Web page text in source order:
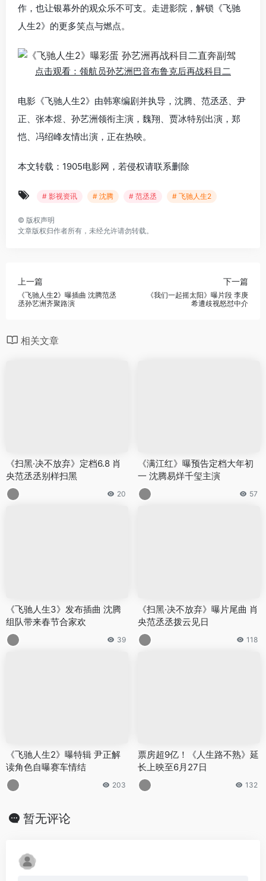
作，也让银幕外的观众乐不可支。走进影院，解锁《飞驰
人生2》的更多笑点与燃点。
点击观看：领航员孙艺洲巴音布鲁克后再战科目二
电影《飞驰人生2》由韩寒编剧并执导，沈腾、范丞丞、尹
正、张本煜、孙艺洲领衔主演，魏翔、贾冰特别出演，郑
恺、冯绍峰友情出演，正在热映。
本文转载：1905电影网，若侵权请联系删除
# 影视资讯 # 沈腾 # 范丞丞 # 飞驰人生2
© 版权声明
文章版权归作者所有，未经允许请勿转载。
上一篇
《飞驰人生2》曝插曲 沈腾范丞
丞孙艺洲齐聚路演
下一篇
《我们一起摇太阳》曝片段 李庚
希遭歧视怒怼中介
相关文章
《扫黑·决不放弃》定档6.8 肖
央范丞丞别样扫黑
20
《满江红》曝预告定档大年初
一 沈腾易烊千玺主演
57
《飞驰人生3》发布插曲 沈腾
组队带来春节合家欢
39
《扫黑·决不放弃》曝片尾曲 肖
央范丞丞拨云见日
118
《飞驰人生2》曝特辑 尹正解
读角色自曝赛车情结
203
票房超9亿！《人生路不熟》延
长上映至6月27日
132
暂无评论